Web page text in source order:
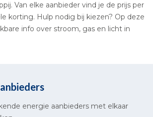
Van elke aanbieder vind je de prijs per
korting. Hulp nodig bij kiezen? Op deze
info over stroom, gas en licht in
energie aanbieders met elkaar